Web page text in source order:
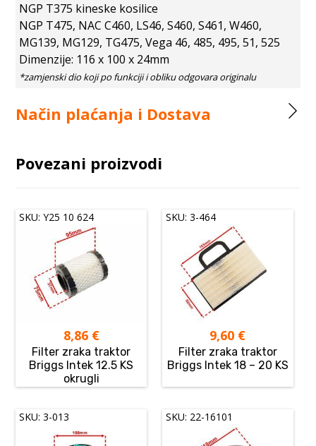
NGP T375 kineske kosilice
NGP T475, NAC C460, LS46, S460, S461, W460,
MG139, MG129, TG475, Vega 46, 485, 495, 51, 525
Dimenzije: 116 x 100 x 24mm
Način plaćanja i Dostava
Povezani proizvodi
SKU: Y25 10 624
8,86 €
Filter zraka traktor
Briggs Intek 12.5 KS
okrugli
SKU: 3-464
9,60 €
Filter zraka traktor
Briggs Intek 18 – 20 KS
SKU: 3-013 SKU: 22-16101